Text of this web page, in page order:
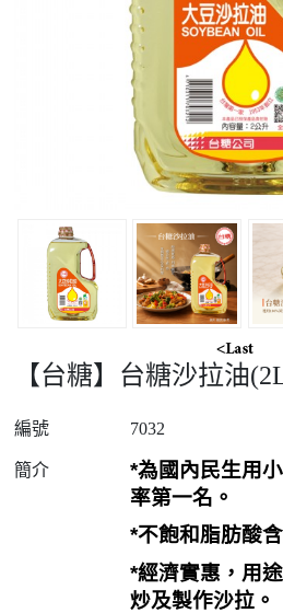
【台糖】台糖沙拉油
編號 7032
簡介 *為國內民生用
率第一名。
*不飽和脂肪酸
*經濟實惠，用
炒及製作沙拉。